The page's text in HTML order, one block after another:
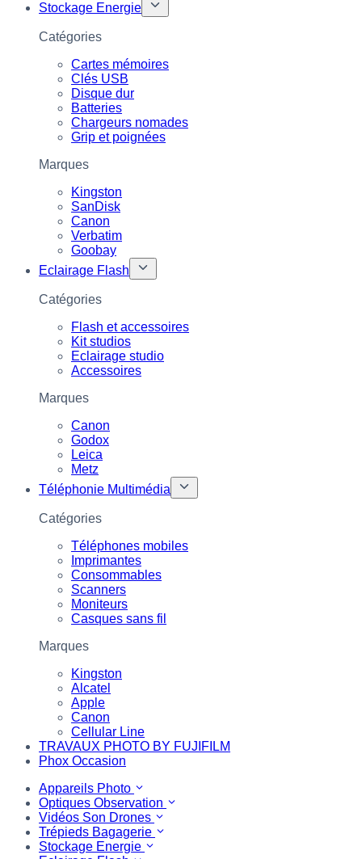
Stockage Energie
Catégories
Cartes mémoires
Clés USB
Disque dur
Batteries
Chargeurs nomades
Grip et poignées
Marques
Kingston
SanDisk
Canon
Verbatim
Goobay
Eclairage Flash
Catégories
Flash et accessoires
Kit studios
Eclairage studio
Accessoires
Marques
Canon
Godox
Leica
Metz
Téléphonie Multimédia
Catégories
Téléphones mobiles
Imprimantes
Consommables
Scanners
Moniteurs
Casques sans fil
Marques
Kingston
Alcatel
Apple
Canon
Cellular Line
TRAVAUX PHOTO BY FUJIFILM
Phox Occasion
Appareils Photo
Optiques Observation
Vidéos Son Drones
Trépieds Bagagerie
Stockage Energie